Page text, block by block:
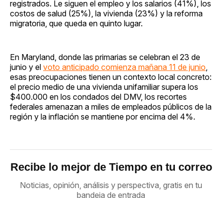
registrados. Le siguen el empleo y los salarios (41%), los
costos de salud (25%), la vivienda (23%) y la reforma
migratoria, que queda en quinto lugar.
En Maryland, donde las primarias se celebran el 23 de
junio y el voto anticipado comienza mañana 11 de junio
esas preocupaciones tienen un contexto local concreto:
el precio medio de una vivienda unifamiliar supera los
$400.000 en los condados del DMV, los recortes
federales amenazan a miles de empleados públicos de la
región y la inflación se mantiene por encima del 4%.
Recibe lo mejor de Tiempo en tu correo
Noticias, opinión, análisis y perspectiva, gratis en tu
bandeja de entrada